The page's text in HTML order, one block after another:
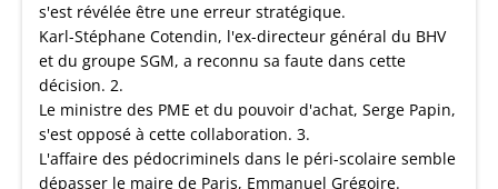
s'est révélée être une erreur stratégique.
Karl-Stéphane Cotendin, l'ex-directeur général du BHV
et du groupe SGM, a reconnu sa faute dans cette
décision. 2.
Le ministre des PME et du pouvoir d'achat, Serge Papin,
s'est opposé à cette collaboration. 3.
L'affaire des pédocriminels dans le péri-scolaire semble
dépasser le maire de Paris, Emmanuel Grégoire.